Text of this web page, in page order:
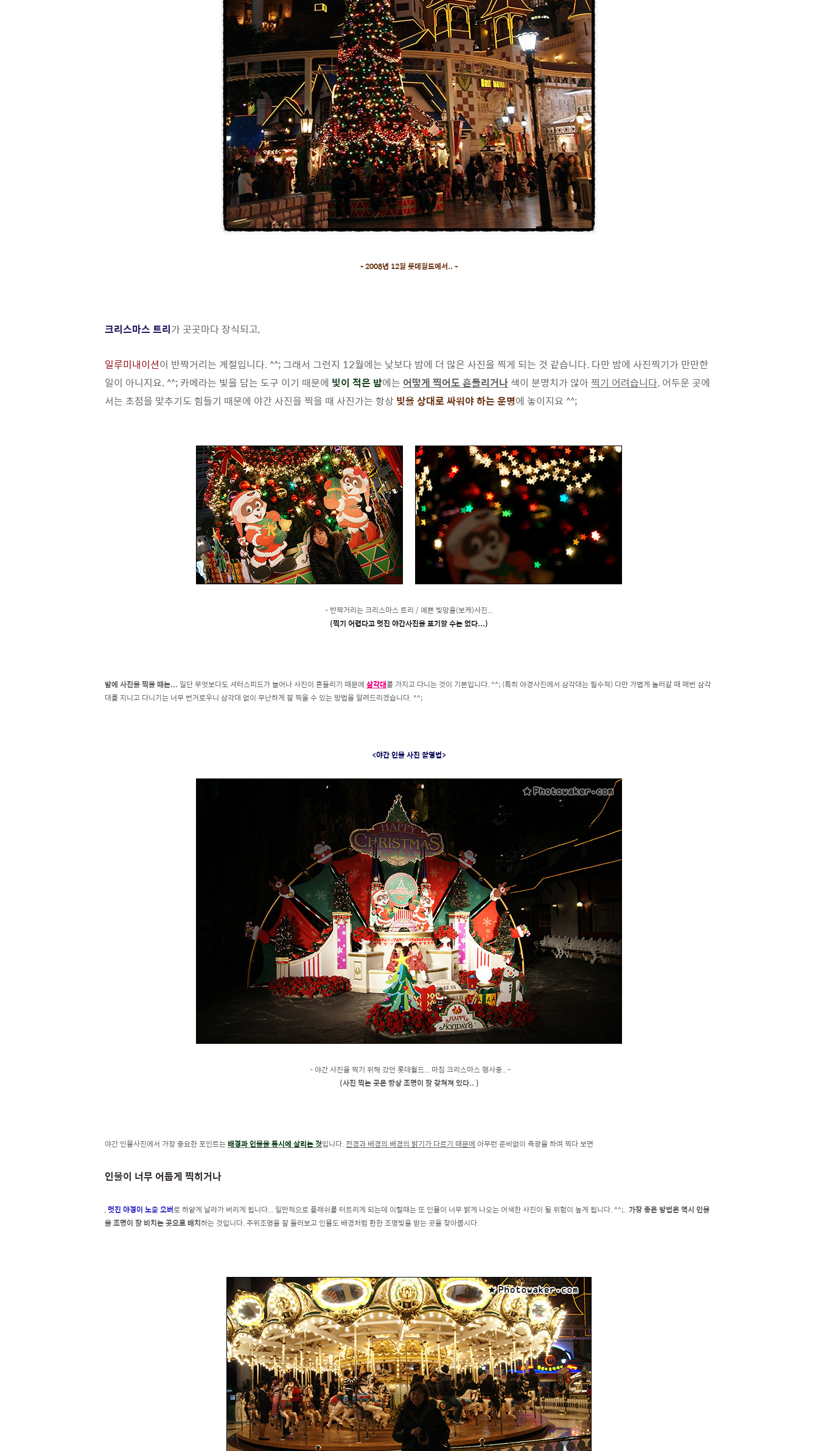
- 2008년 12월 롯데월드에서.. -
크리스마스 트리가 곳곳마다 장식되고,
일루미내이션이 반짝거리는 계절입니다. ^^; 그래서 그런지 12월에는 낮보다 밤에 더 많은 사진을 찍게 되는 것 같습니다. 다만 밤에 사진찍기가 만만한
일이 아니지요. ^^; 카메라는 빛을 담는 도구 이기 때문에 빛이 적은 밤에는 어떻게 찍어도 흔들리거나 색이 분명치가 않아 찍기 어려습니다. 어두운 곳에
서는 초점을 맞추기도 힘들기 때문에 야간 사진을 찍을 때 사진가는 항상 빛을 상대로 싸워야 하는 운명에 놓이지요 ^^;
- 반짝거리는 크리스마스 트리 / 예쁜 빛망울(보케)사진...
(찍기 어렵다고 멋진 야간사진을 포기할 수는 없다...)
밤에 사진을 찍을 때는... 일단 무엇보다도 셔터스피드가 늘어나 사진이 흔들리기 때문에 삼각대를 가지고 다니는 것이 기본입니다. ^^; (특히 야경사진에서 삼각대는 필수적) 다만 가볍게 놀러갈 때 매번 삼각
대를 지니고 다니기는 너무 번거로우니 삼각대 없이 무난하게 잘 찍을 수 있는 방법을 알려드리겠습니다. ^^;
<야간 인물 사진 촬영법>
- 야간 사진을 찍기 위해 갔던 롯데월드... 마침 크리스마스 행사중.. -
(사진 찍는 곳은 항상 조명이 잘 갖쳐져 있다.. )
야간 인물사진에서 가장 중요한 포인트는배경과 인물을 동시에 살리는 것입니다. 전경과 배경의 배경의 밝기가 다르기 때문에 아무런 준비없이 측광을 하여 찍다 보면
인물이 너무 어둡게 찍히거나
, 멋진 야경이 노출 오버로 하얕게 날라가 버리게 됩니다... 일반적으로 플래쉬를 터트리게 되는데 이럴때는 또 인물이 너무 밝게 나오는 어색한 사진이 될 위험이 높게 됩니다. ^^;..가장 좋은 방법은 역시 인물
을 조명이 잘 비치는 곳으로 배치하는 것입니다. 주위조명을 잘 둘러보고 인물도 배경처럼 환한 조명빛을 받는 곳을 찾아봅시다.